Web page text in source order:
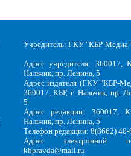
Учредитель: ГКУ "КБР-Медиа"
Адрес учредителя: 360017,
Нальчик, пр. Ленина, 5
Адрес издателя (ГКУ "КБР-
360017, КБР, г .Нальчик, пр.
5
Адрес редакции: 360017,
Нальчик, пр. Ленина, 5
Телефон редакции: 8(8662)
Адрес электронной
kbpravda@mail.ru